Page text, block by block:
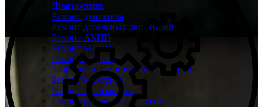
Диагностика
Ремонт двигателя
Ремонт дизельных двигателей
Ремонт АКПП
Ремонт МКПП
Ремонт подвески
Заправка и ремонт кондиционеров
Ремонт электрики
Ремонт трансмиссии
Ремонт рулевого управления